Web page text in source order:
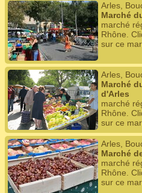
Arles,
Marché
marché
Rhône.
sur ce
Arles,
Marché
d'Arles
marché
Rhône.
sur ce
Arles,
Marché
marché
Rhône.
sur ce